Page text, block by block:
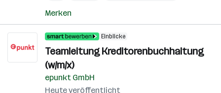
Merken
Einblicke
Teamleitung Kreditorenbuchhaltung
(w/m/x)
epunkt GmbH
Heute veröffentlicht